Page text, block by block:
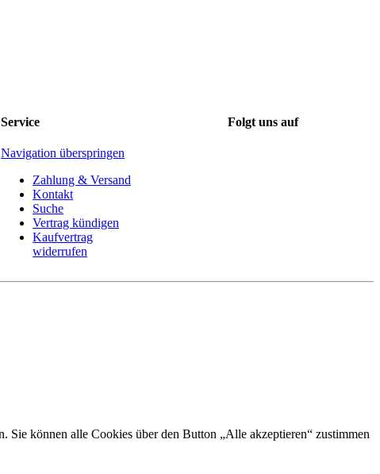
Service
Navigation überspringen
Zahlung & Versand
Kontakt
Suche
Vertrag kündigen
Kaufvertrag
widerrufen
Folgt uns auf
Sie können alle Cookies über den Button „Alle akzeptieren“ zustimmen